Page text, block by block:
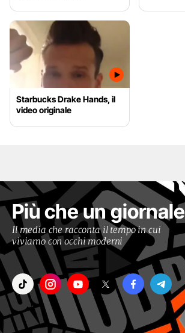
Starbucks Drake Hands, il
video originale
Più che un giornale
Il media che racconta il tempo in cui
viviamo con occhi moderni